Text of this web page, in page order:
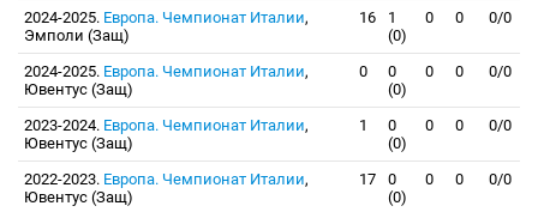
2024-2025. Европа. Чемпионат Италии,
Эмполи (Защ)
16
1
(0)
0 0 0/0
2024-2025. Европа. Чемпионат Италии,
Ювентус (Защ)
0
0
(0)
0 0 0/0
2023-2024. Европа. Чемпионат Италии,
Ювентус (Защ)
1
0
(0)
0 0 0/0
2022-2023. Европа. Чемпионат Италии,
Ювентус (Защ)
17
0
(0)
0 0 0/0